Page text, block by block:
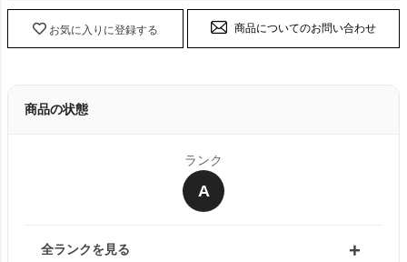
お気に入りに登録する 商品についてのお問い合わせ
商品の状態
ランク
A
全ランクを見る